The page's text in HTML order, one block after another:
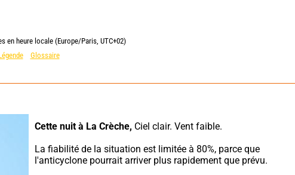
en heure locale (Europe/Paris, UTC+02)
Glossaire
Cette nuit à La Crèche, Ciel clair. Vent faible.
La fiabilité de la situation est limitée à 80%, parce que
l'anticyclone pourrait arriver plus rapidement que prévu.